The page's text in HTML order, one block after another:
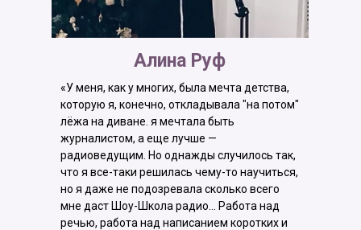
«У меня, как у многих, была мечта детства,
которую я, конечно, откладывала "на потом"
лёжа на диване. я мечтала быть
журналистом, а еще лучше —
радиоведущим. Но однажды случилось так,
что я все-таки решилась чему-то научиться,
но я даже не подозревала сколько всего
мне даст Шоу-Школа радио... Работа над
речью, работа над написанием коротких и
Алина Руф